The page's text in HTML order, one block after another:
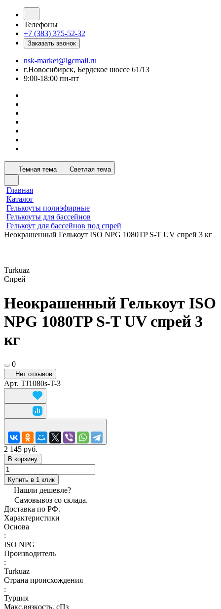
Телефоны
+7 (383) 375-52-32
Заказать звонок
nsk-market@igcmail.ru
г.Новосибирск, Бердское шоссе 61/13
9:00-18:00 пн-пт
Темная тема Светлая тема
Главная
Каталог
Гелькоуты полиэфирные
Гелькоуты для бассейнов
Гелькоут для бассейнов под спрей
Неокрашенный Гелькоут ISO NPG 1080TP S-T UV спрей 3 кг
Turkuaz
Спрей
Неокрашенный Гелькоут ISO
NPG 1080TP S-T UV спрей 3
кг
0
Нет отзывов
Арт. TJ1080s-T-3
2 145 руб.
В корзину
Купить в 1 клик
Нашли дешевле?
Самовывоз со склада.
Доставка по РФ.
Характеристики
Основа
:
ISO NPG
Производитель
:
Turkuaz
Страна происхождения
:
Турция
Макс.вязкoсть, сПз